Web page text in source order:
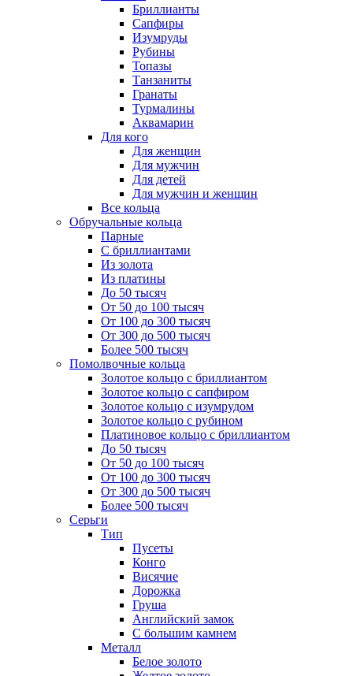
Бриллианты
Сапфиры
Изумруды
Рубины
Топазы
Танзаниты
Гранаты
Турмалины
Аквамарин
Для кого
Для женщин
Для мужчин
Для детей
Для мужчин и женщин
Все кольца
Обручальные кольца
Парные
С бриллиантами
Из золота
Из платины
До 50 тысяч
От 50 до 100 тысяч
От 100 до 300 тысяч
От 300 до 500 тысяч
Более 500 тысяч
Помолвочные кольца
Золотое кольцо с бриллиантом
Золотое кольцо с сапфиром
Золотое кольцо с изумрудом
Золотое кольцо с рубином
Платиновое кольцо с бриллиантом
До 50 тысяч
От 50 до 100 тысяч
От 100 до 300 тысяч
От 300 до 500 тысяч
Более 500 тысяч
Серьги
Тип
Пусеты
Конго
Висячие
Дорожка
Груша
Английский замок
С большим камнем
Металл
Белое золото